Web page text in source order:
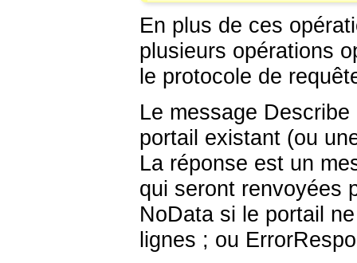
En plus de ces
plusieurs opérations
le protocole de
Le message
portail existant (ou
La réponse est un
qui seront renvoyées
NoData si le portail
lignes ; ou